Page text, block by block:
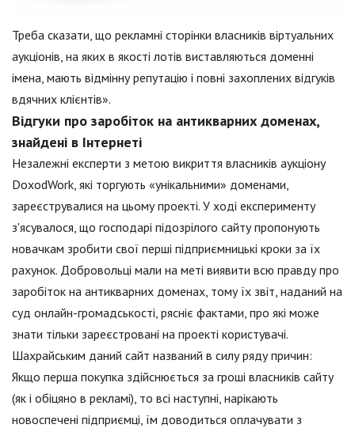
Треба сказати, що рекламні сторінки власників віртуальних
аукціонів, на яких в якості лотів виставляються доменні
імена, мають відмінну репутацію і повні захоплених відгуків
вдячних клієнтів».
Відгуки про заробіток на антикварних доменах,
знайдені в Інтернеті
Незалежні експерти з метою викриття власників аукціону
DoxodWork, які торгують «унікальними» доменами,
зареєструвалися на цьому проекті. У ході експерименту
з'ясувалося, що господарі підозрілого сайту пропонують
новачкам зробити свої перші підприємницькі кроки за їх
рахунок. Добровольці мали на меті виявити всю правду про
заробіток на антикварних доменах, тому їх звіт, наданий на
суд онлайн-громадськості, рясніє фактами, про які може
знати тільки зареєстровані на проекті користувачі.
Шахрайським даний сайт названий в силу ряду причин:
Якщо перша покупка здійснюється за гроші власників сайту
(як і обіцяно в рекламі), то всі наступні, нарікають
новоспечені підприємці, їм доводиться оплачувати з